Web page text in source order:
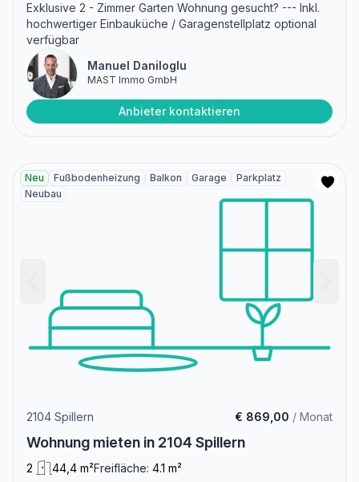
Exklusive 2 - Zimmer Garten Wohnung gesucht? --- Inkl.
hochwertiger Einbauküche / Garagenstellplatz optional
verfügbar
Manuel Daniloglu
MAST Immo GmbH
Anbieter kontaktieren
Neu Fußbodenheizung Balkon Garage
Parkplatz
Neubau
2104 Spillern € 869,00 / Monat
Wohnung mieten in 2104 Spillern
2 44,4 m²Freifläche: 4.1 m²